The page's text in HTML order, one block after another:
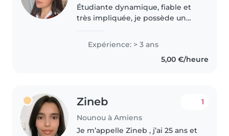
Étudiante dynamique, fiable et
très impliquée, je possède un
enfants. Je veille à leur sécurité,
leur épanouissement et leur
routine quotidienne avec..
Expérience: > 3 ans
5,00 €/heure
Zineb
Nounou à Amiens
1
Je m’appelle Zineb , j’ai 25 ans et